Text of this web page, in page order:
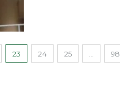
23 24 25 98